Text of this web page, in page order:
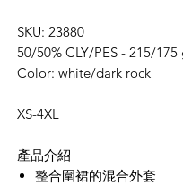
SKU: 23880
50/50% CLY/PES - 215/
Color: white/dark rock
XS-4XL
產品介紹
整合圍裙的混合外套